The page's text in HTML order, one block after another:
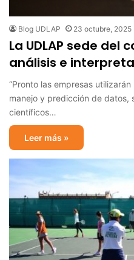
Blog UDLAP 23 octubre, 2025
La UDLAP sede del
análisis e
“Pronto las empresas
manejo y predicción de datos,
científicos…
Leer más »